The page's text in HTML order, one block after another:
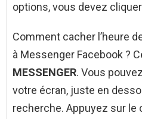
options, vous devez
Comment cacher l’heure
à Messenger Facebook ?
MESSENGER. Vous
votre écran, juste en
recherche. Appuyez sur le